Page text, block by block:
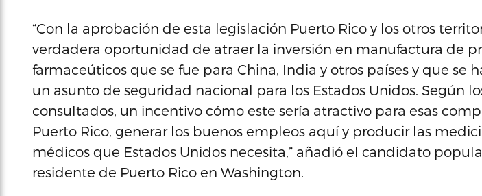
“Con la aprobación de esta legislación Puerto Rico y los otros
verdadera oportunidad de atraer la inversión en manufactura de
farmaceúticos que se fue para China, India y otros países y que se
un asunto de seguridad nacional para los Estados Unidos. Según
consultados, un incentivo cómo este sería atractivo para esas
Puerto Rico, generar los buenos empleos aquí y producir las
médicos que Estados Unidos necesita,” añadió el candidato
residente de Puerto Rico en Washington.